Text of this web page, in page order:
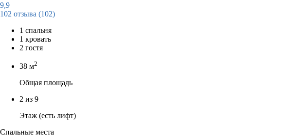
9,9
102 отзыва (102)
1 спальня
1 кровать
2 гостя
38 м2
Общая площадь
2 из 9
Этаж (есть лифт)
Спальные места